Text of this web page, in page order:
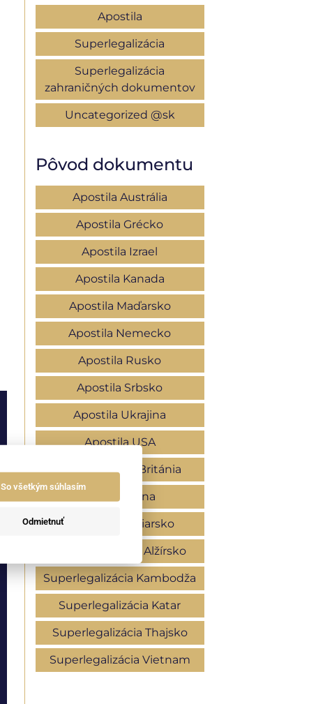
Apostila
Superlegalizácia
Superlegalizácia
zahraničných dokumentov
Uncategorized @sk
Pôvod dokumentu
Apostila Austrália
Apostila Grécko
Apostila Izrael
Apostila Kanada
Apostila Maďarsko
Apostila Nemecko
Apostila Rusko
Apostila Srbsko
Apostila Ukrajina
Apostila USA
Apostila Veľká Británia
Apostila Čína
Apostila Švajčiarsko
Superlegaizácia Alžírsko
Superlegalizácia Kambodža
Superlegalizácia Katar
Superlegalizácia Thajsko
Superlegalizácia Vietnam
So všetkým súhlasím
Odmietnuť